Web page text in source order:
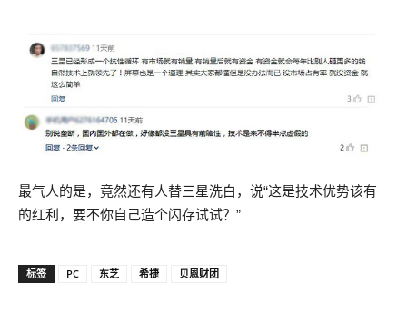
最气人的是，竟然还有人替三星洗白，说“这是技术优势该有
的红利，要不你自己造个闪存试试？”
标签 PC 东芝 希捷 贝恩财团